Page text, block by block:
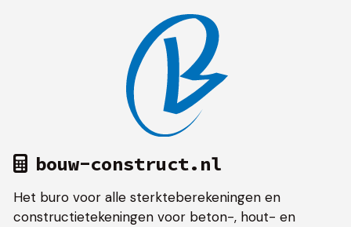
bouw-construct.nl
Het buro voor alle sterkteberekeningen en
constructietekeningen voor beton-, hout- en